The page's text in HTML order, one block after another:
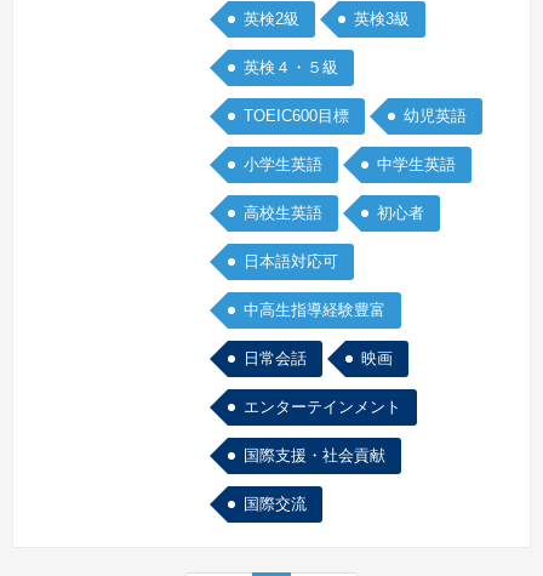
改めて気付くことができました。楽しく
学ぶことが何より、と心掛けています。
続きを見る »
英検2級 英検3級
英検４・５級
TOEIC600目標 幼児英語
小学生英語 中学生英語
高校生英語 初心者
日本語対応可
中高生指導経験豊富
日常会話 映画
エンターテインメント
国際支援・社会貢献
国際交流